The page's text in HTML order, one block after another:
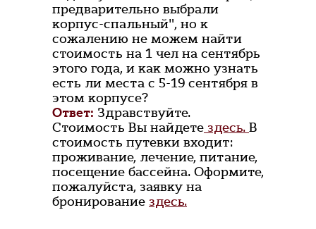
предварительно выбрали
корпус-спальный", но к
сожалению не можем найти
стоимость на 1 чел на сентябрь
этого года, и как можно узнать
есть ли места с 5-19 сентября в
этом корпусе?
Ответ: Здравствуйте.
Стоимость Вы найдете здесь. В
стоимость путевки входит:
проживание, лечение, питание,
посещение бассейна. Оформите,
пожалуйста, заявку на
бронирование здесь.